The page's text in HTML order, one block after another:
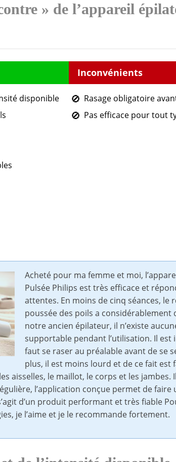
» de l’appareil
disponible
Rasage obligatoire
Pas efficace pour tout
Acheté pour ma femme et moi,
Pulsée Philips est très efficace et
attentes. En moins de cinq séances, le
poussée des poils a
notre ancien épilateur, il n’existe
supportable pendant l’utilisation. Il est
faut se raser au préalable avant de se
plus, il est moins lourd et de ce fait est
aisselles, le maillot, le corps et les
l’application conçue permet de faire
d’un produit performant et très fiable
je l’aime et je le recommande fortement.